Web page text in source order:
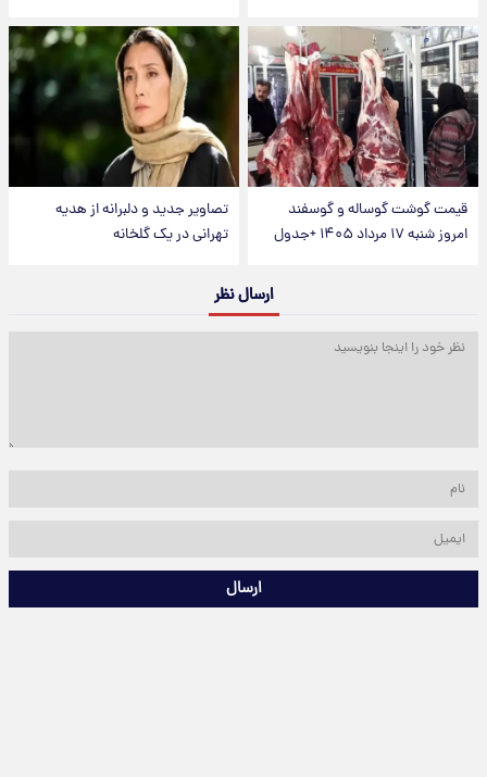
قیمت گوشت گوساله و گوسفند
امروز شنبه ۱۷ مرداد ۱۴۰۵ +جدول
تصاویر جدید و دلبرانه از هدیه
تهرانی در یک گلخانه
ارسال نظر
ارسال